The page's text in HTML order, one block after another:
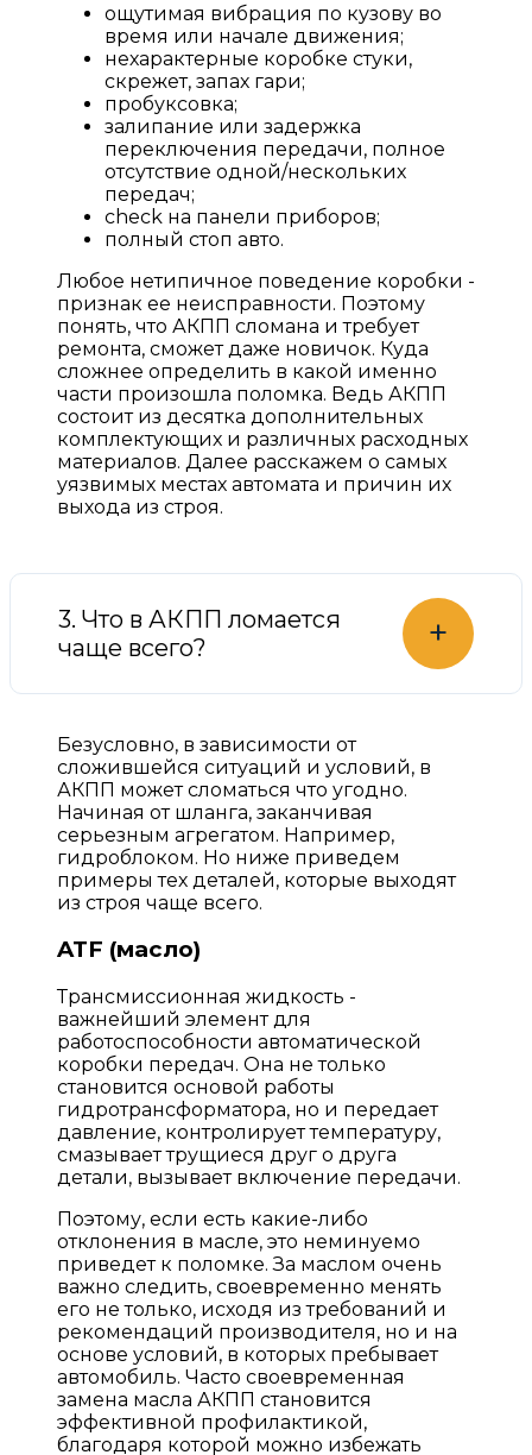
ощутимая вибрация по кузову во
время или начале движения;
нехарактерные коробке стуки,
скрежет, запах гари;
пробуксовка;
залипание или задержка
переключения передачи, полное
отсутствие одной/нескольких
передач;
check на панели приборов;
полный стоп авто.
Любое нетипичное поведение коробки -
признак ее неисправности. Поэтому
понять, что АКПП сломана и требует
ремонта, сможет даже новичок. Куда
сложнее определить в какой именно
части произошла поломка. Ведь АКПП
состоит из десятка дополнительных
комплектующих и различных расходных
материалов. Далее расскажем о самых
уязвимых местах автомата и причин их
выхода из строя.
3. Что в АКПП ломается
чаще всего?
+
Безусловно, в зависимости от
сложившейся ситуаций и условий, в
АКПП может сломаться что угодно.
Начиная от шланга, заканчивая
серьезным агрегатом. Например,
гидроблоком. Но ниже приведем
примеры тех деталей, которые выходят
из строя чаще всего.
ATF (масло)
Трансмиссионная жидкость -
важнейший элемент для
работоспособности автоматической
коробки передач. Она не только
становится основой работы
гидротрансформатора, но и передает
давление, контролирует температуру,
смазывает трущиеся друг о друга
детали, вызывает включение передачи.
Поэтому, если есть какие-либо
отклонения в масле, это неминуемо
приведет к поломке. За маслом очень
важно следить, своевременно менять
его не только, исходя из требований и
рекомендаций производителя, но и на
основе условий, в которых пребывает
автомобиль. Часто своевременная
замена масла АКПП становится
эффективной профилактикой,
благодаря которой можно избежать